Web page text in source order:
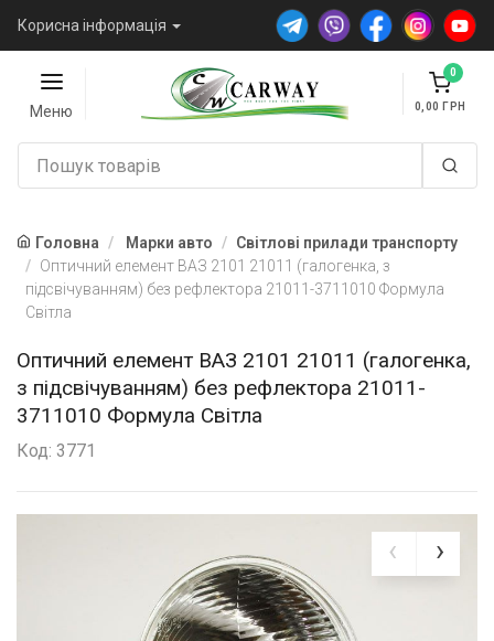
Корисна інформація
Меню
0
0,00
Головна Марки авто
Світлові прилади транспорту
Оптичний елемент ВАЗ 2101 21011 (галогенка, з
підсвічуванням) без рефлектора 21011-3711010 Формула
Світла
Оптичний елемент ВАЗ 2101 21011 (галогенка,
з підсвічуванням) без рефлектора 21011-
3711010 Формула Світла
Код: 3771